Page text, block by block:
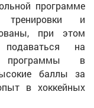
программе
и
при этом
на
программы в
баллы за
в хоккейных